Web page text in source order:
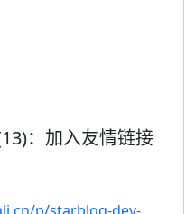
：加入友情链接